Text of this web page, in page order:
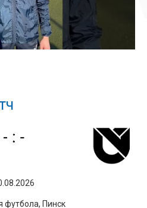
футбола, Пинск